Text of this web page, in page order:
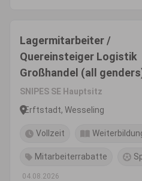
Lagermitarbeiter /
Quereinsteiger Logistik
Großhandel (all
SNIPES SE Hauptsitz
Erftstadt, Wesseling
Vollzeit
Mitarbeiterrabatte
04.08.2026